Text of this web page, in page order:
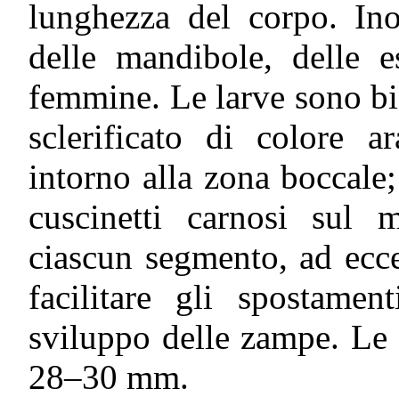
lunghezza del corpo.
delle mandibole, delle
femmine. Le larve sono
sclerificato di colore
intorno alla zona
cuscinetti carnosi sul
ciascun segmento, ad
facilitare gli
sviluppo delle zampe.
28–30 mm.